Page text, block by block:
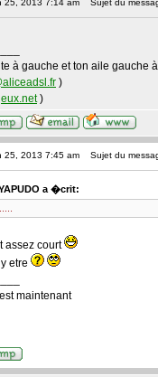
25, 2013 7:14 am Sujet du
à gauche et ton aile gauche
)
)
25, 2013 7:45 am Sujet du
a �crit:
assez court
etre
maintenant